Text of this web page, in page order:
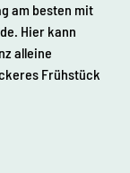
am besten mit
Hier kann
alleine
Frühstück